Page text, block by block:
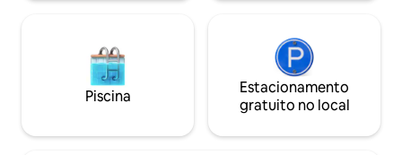
Piscina
Estacionamento
gratuito no local